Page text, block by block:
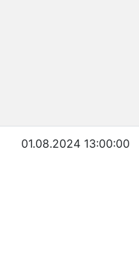
01.08.2024 13:00:00